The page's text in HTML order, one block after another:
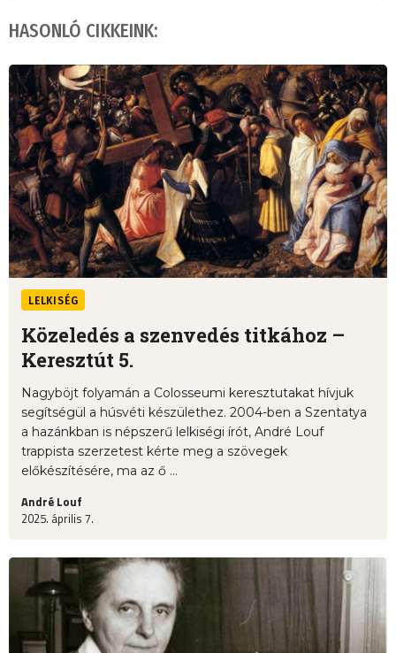
HASONLÓ CIKKEINK:
LELKISÉG
Közeledés a szenvedés titkához –
Keresztút 5.
Nagyböjt folyamán a Colosseumi keresztutakat hívjuk
segítségül a húsvéti készülethez. 2004-ben a Szentatya
a hazánkban is népszerű lelkiségi írót, André Louf
trappista szerzetest kérte meg a szövegek
előkészítésére, ma az ő ...
André Louf
2025. április 7.